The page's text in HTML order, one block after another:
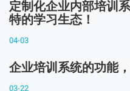
定制化企业内部培训
特的学习生态！
04-03
企业培训系统的功能
03-22